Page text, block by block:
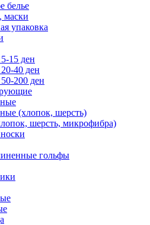
белье
маски
упаковка
15 ден
40 ден
200 ден
(хлопок, шерсть)
шерсть, микрофибра)
гольфы